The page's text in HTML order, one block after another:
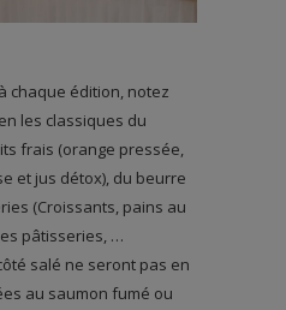
chaque édition, notez
les classiques du
frais (orange pressée,
et jus détox), du beurre
(Croissants, pains au
pâtisseries, …
salé ne seront pas en
au saumon fumé ou